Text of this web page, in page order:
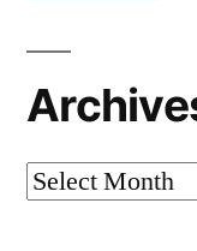
Archives